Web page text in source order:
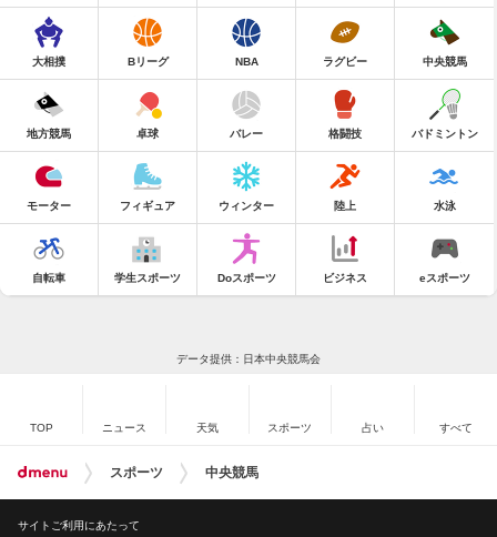
大相撲 Bリーグ NBA ラグビー 中央競馬
地方競馬 卓球 バレー 格闘技 バドミントン
モーター フィギュア ウィンター 陸上 水泳
自転車 学生スポーツ Doスポーツ ビジネス eスポーツ
データ提供：日本中央競馬会
TOP ニュース 天気 スポーツ 占い すべて
スポーツ 中央競馬
サイトご利用にあたって